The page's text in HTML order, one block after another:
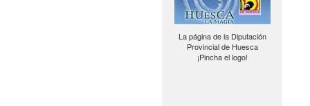
La página de la Diputación
Provincial de Huesca
¡Pincha el logo!